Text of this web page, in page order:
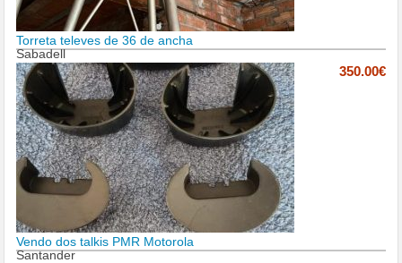
Torreta televes de 36 de ancha
Sabadell
350.00€
Vendo dos talkis PMR Motorola
Santander